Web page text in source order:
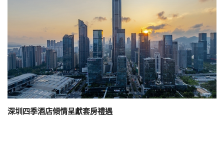
深圳四季酒店傾情呈獻套房禮遇